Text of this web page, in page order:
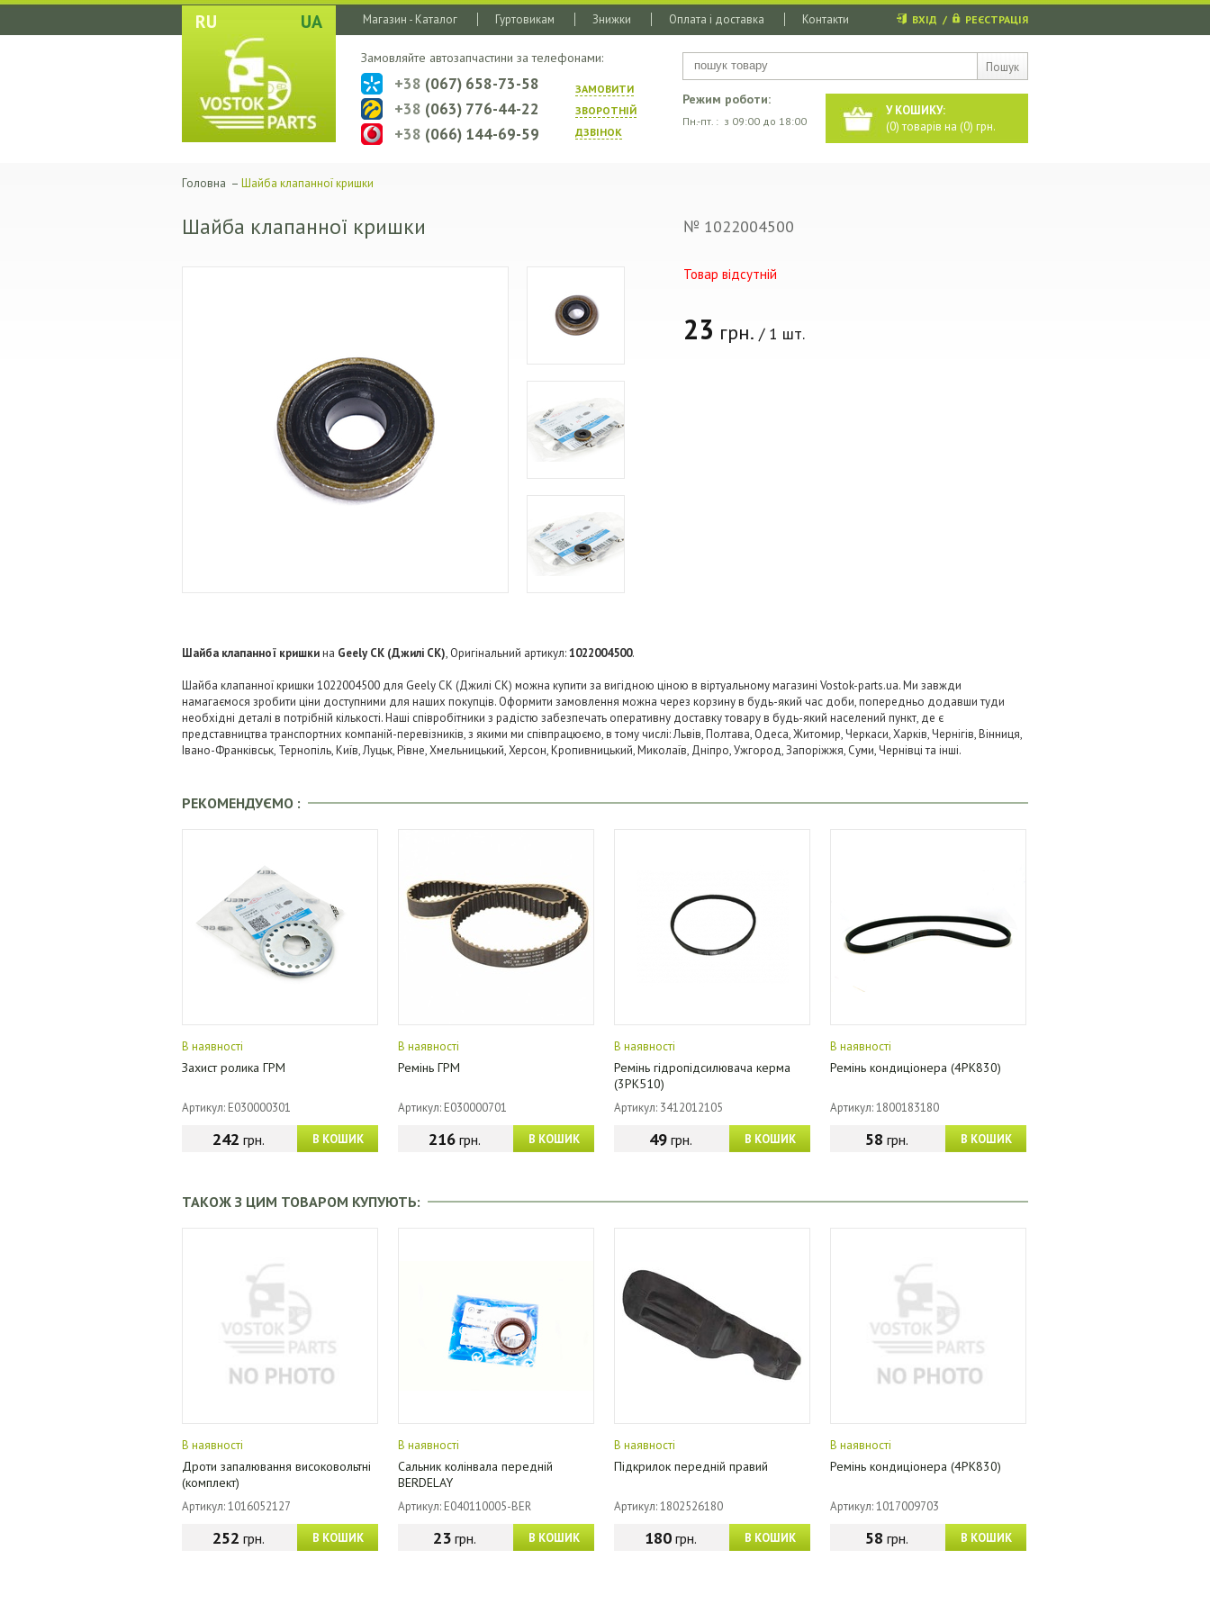
RU UA
Пошук
Магазин - Каталог Гуртовикам Знижки Оплата і доставка Контакти ВХІД / РЕЄСТРАЦІЯ
У КОШИКУ:
(0) товарів на (0) грн.
Режим роботи:
Пн.-пт. : з 09:00 до 18:00
Замовляйте автозапчастини за телефонами:
ЗАМОВИТИ
ЗВОРОТНIЙ
ДЗВIНОК
+38 (067) 658-73-58
+38 (063) 776-44-22
+38 (066) 144-69-59
Головна – Шайба клапанної кришки
Шайба клапанної кришки № 1022004500
Товар відсутній
23 грн. / 1 шт.
Шайба клапанної кришкина Geely CK (Джилі СК), Оригінальний артикул:1022004500.
Шайба клапанної кришки 1022004500 для Geely CK (Джилі СК) можна купити за вигідною ціною в віртуальному магазині Vostok-parts.ua. Ми завжди
намагаємося зробити ціни доступними для наших покупців. Оформити замовлення можна через корзину в будь-який час доби, попередньо додавши туди
необхідні деталі в потрібній кількості. Наші співробітники з радістю забезпечать оперативну доставку товару в будь-який населений пункт, де є
представництва транспортних компаній-перевізників, з якими ми співпрацюємо, в тому числі: Львів, Полтава, Одеса, Житомир, Черкаси, Харків, Чернігів, Вінниця,
Івано-Франківськ, Тернопіль, Київ, Луцьк, Рівне, Хмельницький, Херсон, Кропивницький, Миколаїв, Дніпро, Ужгород, Запоріжжя, Суми, Чернівці та інші.
РЕКОМЕНДУЄМО :
В наявності
Захист ролика ГРМ
Артикул: E030000301
В КОШИК
242 грн.
В наявності
Ремінь ГРМ
Артикул: E030000701
В КОШИК
216грн.
В наявності
Ремінь гідропідсилювача керма
(3РК510)
Артикул: 3412012105
В КОШИК
49грн.
В наявності
Ремінь кондиціонера (4PK830)
Артикул: 1800183180
В КОШИК
58 грн.
ТАКОЖ З ЦИМ ТОВАРОМ КУПУЮТЬ:
В наявності
Дроти запалювання високовольтні
(комплект)
Артикул: 1016052127
В КОШИК
252 грн.
В наявності
Сальник колінвала передній
BERDELAY
Артикул: E040110005-BER
В КОШИК
23грн.
В наявності
Підкрилок передній правий
Артикул: 1802526180
В КОШИК
180грн.
В наявності
Ремінь кондиціонера (4PK830)
Артикул: 1017009703
В КОШИК
58 грн.